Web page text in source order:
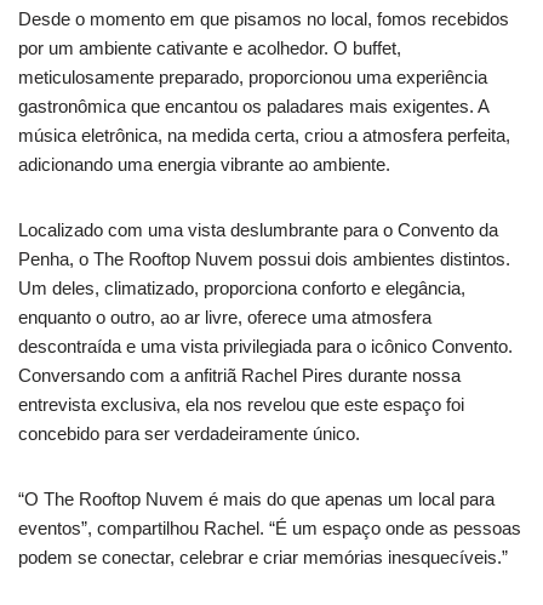
Desde o momento em que pisamos no local, fomos recebidos
por um ambiente cativante e acolhedor. O buffet,
meticulosamente preparado, proporcionou uma experiência
gastronômica que encantou os paladares mais exigentes. A
música eletrônica, na medida certa, criou a atmosfera perfeita,
adicionando uma energia vibrante ao ambiente.
Localizado com uma vista deslumbrante para o Convento da
Penha, o The Rooftop Nuvem possui dois ambientes distintos.
Um deles, climatizado, proporciona conforto e elegância,
enquanto o outro, ao ar livre, oferece uma atmosfera
descontraída e uma vista privilegiada para o icônico Convento.
Conversando com a anfitriã Rachel Pires durante nossa
entrevista exclusiva, ela nos revelou que este espaço foi
concebido para ser verdadeiramente único.
“O The Rooftop Nuvem é mais do que apenas um local para
eventos”, compartilhou Rachel. “É um espaço onde as pessoas
podem se conectar, celebrar e criar memórias inesquecíveis.”